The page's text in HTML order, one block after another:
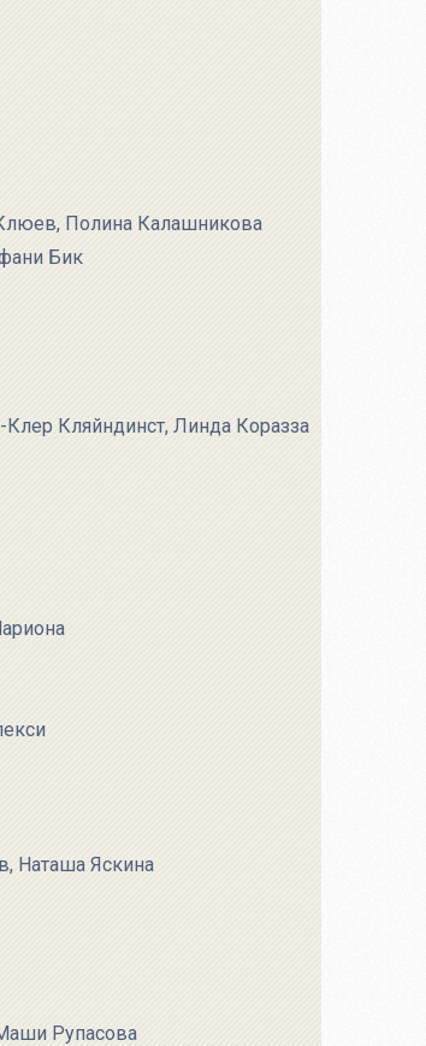
Полина Калашникова
Бик
Клер Кляйндинст, Линда Коразза
Наташа Яскина
Рупасова